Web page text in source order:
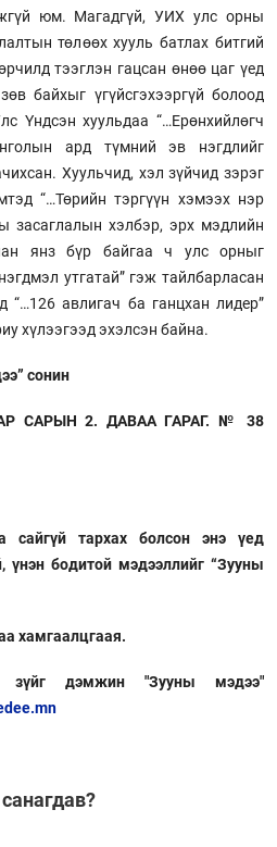
юм. Магадгүй, УИХ улс орны
төлөөх хууль батлах битгий
тээглэн гацсан өнөө цаг үед
байхыг үгүйсгэхээргүй болоод
Үндсэн хуульдаа “…Ерөнхийлөгч
ард түмний эв нэгдлийг
Хуульчид, хэл зүйчид зэрэг
“…Төрийн тэргүүн хэмээх нэр
засаглалын хэлбэр, эрх мэдлийн
янз бүр байгаа ч улс орныг
утгатай” гэж тайлбарласан
авлигач ба ганцхан лидер”
хүлээгээд эхэлсэн байна.
сонин
САРЫН 2. ДАВАА ГАРАГ. № 38
сайгүй тархах болсон энэ үед
үнэн бодитой мэдээллийг “Зууны
хамгаалцгаая.
зүйг дэмжин "Зууны мэдээ"